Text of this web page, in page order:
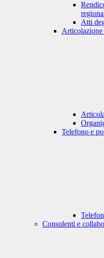
Atti
Telefono e
Consulenti e